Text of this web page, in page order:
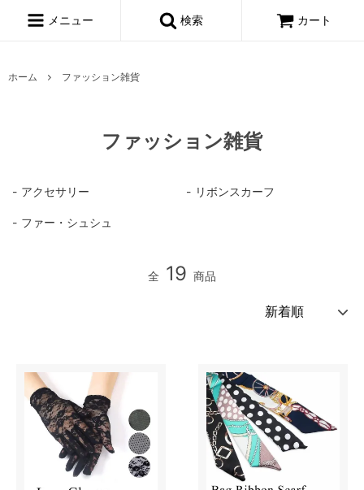
メニュー 検索 カート
ホーム ファッション雑貨
ファッション雑貨
アクセサリー リボンスカーフ
ファー・シュシュ
全 19 商品